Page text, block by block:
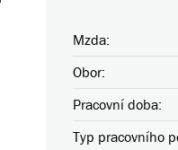
Mzda:
Obor:
Pracovní doba:
Typ pracovního